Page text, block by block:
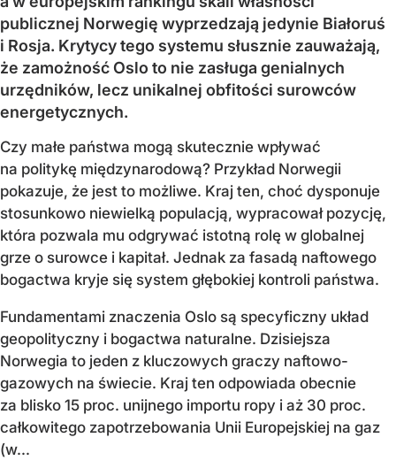
publicznej Norwegię wyprzedzają jedynie Białoruś
i Rosja. Krytycy tego systemu słusznie zauważają,
że zamożność Oslo to nie zasługa genialnych
urzędników, lecz unikalnej obfitości surowców
energetycznych.
Czy małe państwa mogą skutecznie wpływać
na politykę międzynarodową? Przykład Norwegii
pokazuje, że jest to możliwe. Kraj ten, choć dysponuje
stosunkowo niewielką populacją, wypracował pozycję,
która pozwala mu odgrywać istotną rolę w globalnej
grze o surowce i kapitał. Jednak za fasadą naftowego
bogactwa kryje się system głębokiej kontroli państwa.
Fundamentami znaczenia Oslo są specyficzny układ
geopolityczny i bogactwa naturalne. Dzisiejsza
Norwegia to jeden z kluczowych graczy naftowo-
gazowych na świecie. Kraj ten odpowiada obecnie
za blisko 15 proc. unijnego importu ropy i aż 30 proc.
całkowitego zapotrzebowania Unii Europejskiej na gaz
(w...